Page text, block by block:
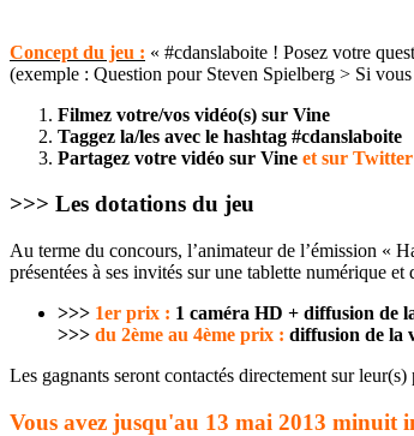
Concept du jeu : « #cdanslaboite ! Posez votre
(exemple : Question pour Steven Spielberg > Si
Filmez votre/vos vidéo(s) sur Vine
Taggez la/les avec le hashtag #cdanslaboite
Partagez votre vidéo sur Vine et sur Twitter
>>> Les dotations du jeu
Au terme du concours, l’animateur de l’émission «
présentées à ses invités sur une tablette numérique
>>> 1er prix : 1 caméra HD + diffusion de
>>> du 2ème au 4ème prix : diffusion de la
Les gagnants seront contactés directement sur
Vous avez jusqu'au 13 mai 2013 minuit